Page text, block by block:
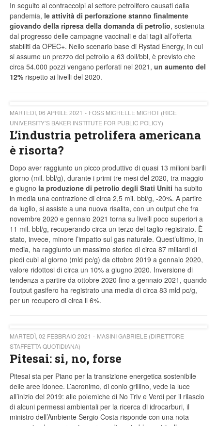
In seguito ai contraccolpi al settore petrolifero causati dalla
pandemia, le attività di perforazione stanno finalmente
giovando della ripresa della domanda di petrolio, sostenuta
dal progresso delle campagne vaccinali e dai tagli all’offerta
stabiliti da OPEC+. Nello scenario base di Rystad Energy, in cui
si assume un prezzo del petrolio a 63 doll/bbl, è previsto che
circa 54.000 pozzi vengano perforati nel 2021, un aumento del
12% rispetto ai livelli del 2020.
MARTEDÌ, 06 APRILE 2021
FOSS MICHELLE MICHOT (RICE
UNIVERSITY’S BAKER INSTITUTE FOR PUBLIC POLICY)
L’industria petrolifera americana
è risorta?
Dopo aver raggiunto un picco produttivo di quasi 13 milioni barili
giorno (mil. bbl/g), durante i primi tre mesi del 2020, tra maggio
e giugno la produzione di petrolio degli Stati Uniti ha subito
in media una contrazione di circa 2,5 mil. bbl/g, -20%. A partire
da luglio, si assiste a una nuova risalita, con un output che fra
novembre 2020 e gennaio 2021 torna su livelli poco superiori a
11 mil. bbl/g, recuperando circa un terzo del taglio registrato. È
stato, invece, minore l’impatto sul gas naturale. Quest’ultimo, in
media, ha raggiunto un massimo storico di circa 87 miliardi di
piedi cubi al giorno (mld pc/g) da ottobre 2019 a gennaio 2020,
valore ridottosi di circa un 10% a giugno 2020. Inversione di
tendenza a partire da ottobre 2020 fino a gennaio 2021, quando
l’output gasifero ha registrato una media di circa 83 mld pc/g,
per un recupero di circa il 6%.
MARTEDÌ, 02 FEBBRAIO 2021
MASINI GABRIELE (DIRETTORE
STAFFETTA QUOTIDIANA)
Pitesai: si, no, forse
Pitesai sta per Piano per la transizione energetica sostenibile
delle aree idonee. L’acronimo, di conio grillino, vede la luce
all’inizio del 2019: alle polemiche di No Triv e Verdi per il rilascio
di alcuni permessi ambientali per la ricerca di idrocarburi, il
ministro dell’Ambiente Sergio Costa risponde con una nota